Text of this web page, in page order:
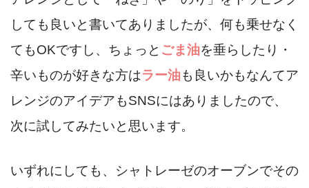
しても良いと書いてありましたが、何も乗せなく
てもOKですし、ちょっと ごま油を垂らしたり・
辛いものが好きな方はラー油も良いかもなんてア
レンジのアイデアもSNSにはありましたので、
次に試してみたいと思います。
いずれにしても、シャトレーゼのオーブンでその